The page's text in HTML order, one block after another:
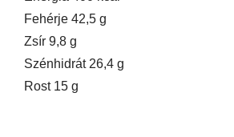
Fehérje 42,5 g
Zsír 9,8 g
Szénhidrát 26,4 g
Rost 15 g